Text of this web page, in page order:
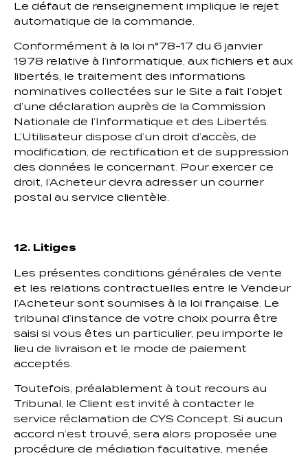
Le défaut de renseignement implique le rejet
automatique de la commande.
Conformément à la loi n°78-17 du 6 janvier
1978 relative à l’informatique, aux fichiers et aux
libertés, le traitement des informations
nominatives collectées sur le Site a fait l’objet
d’une déclaration auprès de la Commission
Nationale de l’Informatique et des Libertés.
L’Utilisateur dispose d’un droit d’accès, de
modification, de rectification et de suppression
des données le concernant. Pour exercer ce
droit, l’Acheteur devra adresser un courrier
postal au service clientèle.
12. Litiges
Les présentes conditions générales de vente
et les relations contractuelles entre le Vendeur
l’Acheteur sont soumises à la loi française. Le
tribunal d’instance de votre choix pourra être
saisi si vous êtes un particulier, peu importe le
lieu de livraison et le mode de paiement
acceptés.
Toutefois, préalablement à tout recours au
Tribunal, le Client est invité à contacter le
service réclamation de CYS Concept. Si aucun
accord n’est trouvé, sera alors proposée une
procédure de médiation facultative, menée